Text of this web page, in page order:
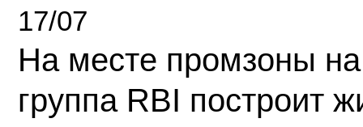
17/07
На месте промзоны
группа RBI построит